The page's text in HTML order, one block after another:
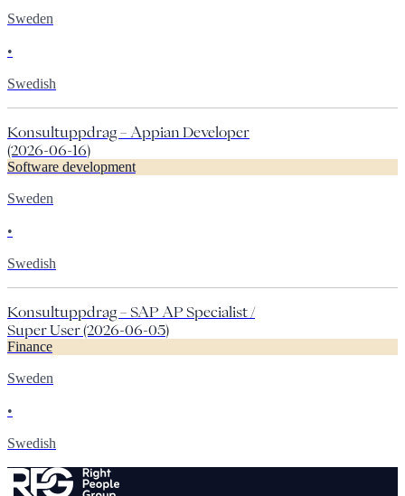
Sweden
•
Swedish
Konsultuppdrag – Appian Developer
(2026-06-16)
Software development
Sweden
•
Swedish
Konsultuppdrag – SAP AP Specialist /
Super User (2026-06-05)
Finance
Sweden
•
Swedish